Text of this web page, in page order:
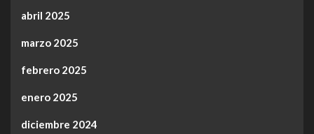
abril 2025
marzo 2025
febrero 2025
enero 2025
diciembre 2024